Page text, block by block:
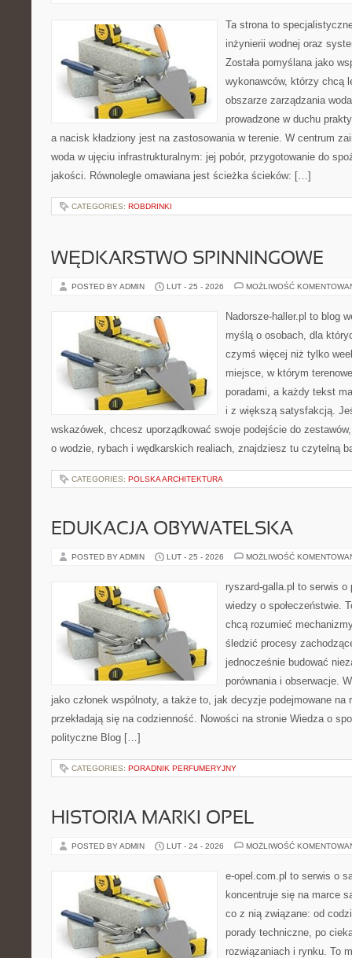
Ta strona to
inżynierii wodnej oraz
Została pomyślana jako
wykonawców, którzy chcą
obszarze zarządzania
prowadzone w duchu
a nacisk kładziony jest na zastosowania w terenie. W centrum
woda w ujęciu infrastrukturalnym: jej pobór, przygotowanie do
jakości. Równolegle omawiana jest ścieżka ścieków: […]
CATEGORIES: ROBDRINKI
WĘDKARSTWO SPINNINGOWE
POSTED BY ADMIN LUT - 25 - 2026 MOŻLIWOŚĆ
Nadorsze-haller.pl to blog
myślą o osobach, dla
czymś więcej niż tylko
miejsce, w którym
poradami, a każdy tekst
i z większą satysfakcją.
wskazówek, chcesz uporządkować swoje podejście do
o wodzie, rybach i wędkarskich realiach, znajdziesz tu czytelną
CATEGORIES: POLSKA ARCHITEKTURA
EDUKACJA OBYWATELSKA
POSTED BY ADMIN LUT - 25 - 2026 MOŻLIWOŚĆ
ryszard-galla.pl to serwis
wiedzy o społeczeństwie.
chcą rozumieć
śledzić procesy
jednocześnie budować
porównania i obserwacje.
jako członek wspólnoty, a także to, jak decyzje podejmowane na
przekładają się na codzienność. Nowości na stronie Wiedza o
polityczne Blog […]
CATEGORIES: PORADNIK PERFUMERYJNY
HISTORIA MARKI OPEL
POSTED BY ADMIN LUT - 24 - 2026 MOŻLIWOŚĆ
e-opel.com.pl to serwis o
koncentruje się na marce
co z nią związane: od
porady techniczne, po
rozwiązaniach i rynku. To